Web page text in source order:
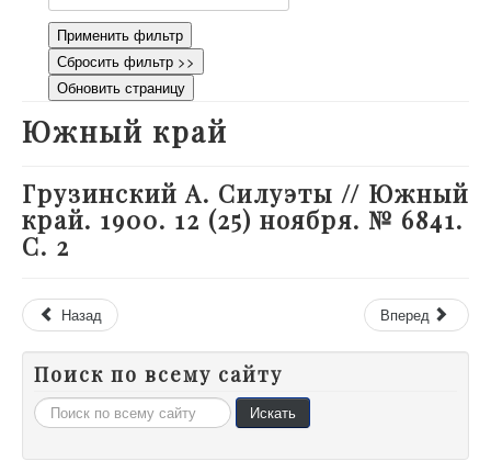
Применить фильтр
Сбросить фильтр >>
Обновить страницу
Южный край
Грузинский А. Силуэты // Южный
край. 1900. 12 (25) ноября. № 6841.
С. 2
Назад Вперед
Поиск по всему сайту
Искать... Искать